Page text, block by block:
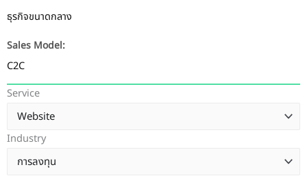
ธุรกิจขนาดกลาง
Sales Model:
C2C
Service
Industry